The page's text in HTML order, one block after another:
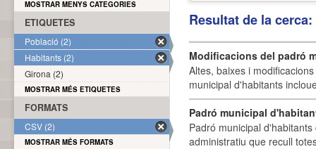
Resultat de la
Modificacions del padró
Altes, baixes i
municipal d'habitants
Padró municipal
Padró municipal
administratiu que recull
MOSTRAR MENYS CATEGORIES
ETIQUETES
Població (2)
Habitants (2)
Girona (2)
MOSTRAR MÉS ETIQUETES
FORMATS
CSV (2)
MOSTRAR MÉS FORMATS